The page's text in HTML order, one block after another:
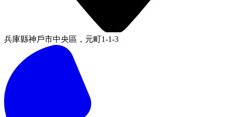
兵庫縣神戶市中央區，元町1-1-3